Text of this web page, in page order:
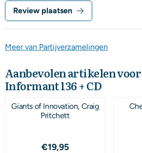
Review plaatsen
Meer van Partijverzamelingen
Aanbevolen artikelen voor
Informant 136 + CD
Giants of Innovation, Craig
Pritchett
Prijs: 19,95
€19,95